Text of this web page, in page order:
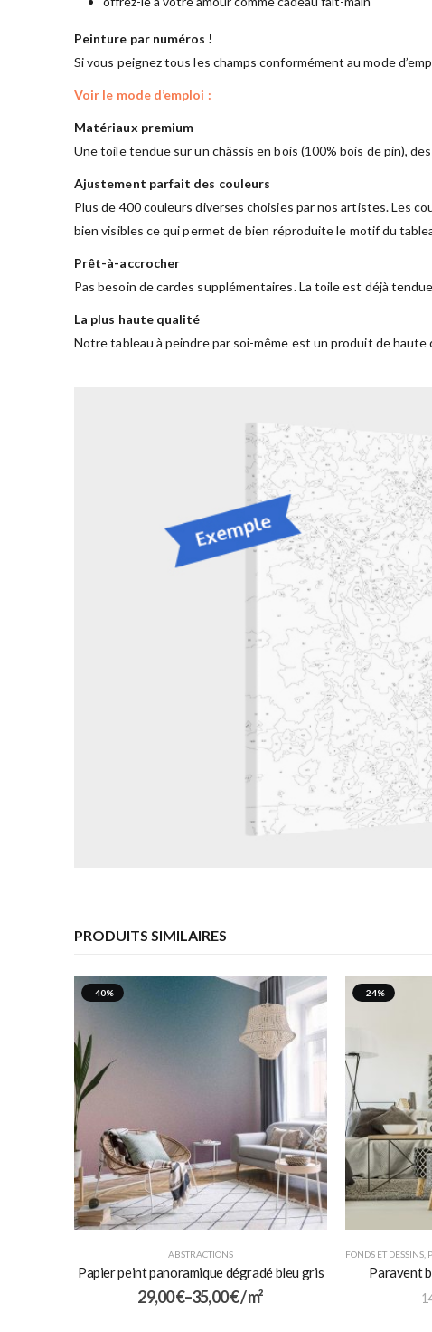
Peinture par numéros !
Si vous peignez tous les champs conformément au mode
Voir le mode d’emploi :
Matériaux premium
Une toile tendue sur un châssis en bois (100% bois de pin),
Ajustement parfait des couleurs
Plus de 400 couleurs diverses choisies par nos artistes. Les
bien visibles ce qui permet de bien réproduite le motif du
Prêt-à-accrocher
Pas besoin de cardes supplémentaires. La toile est déjà
La plus haute qualité
Notre tableau à peindre par soi-même est un produit de
PRODUITS SIMILAIRES
-40%
ABSTRACTIONS
Papier peint panoramique dégradé bleu gris
29,00€–35,00€/ m²
-24%
FONDS ET DESSINS,
Paravent